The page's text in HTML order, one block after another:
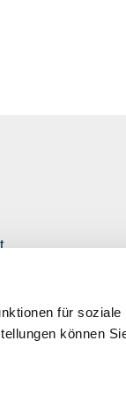
für soziale
können